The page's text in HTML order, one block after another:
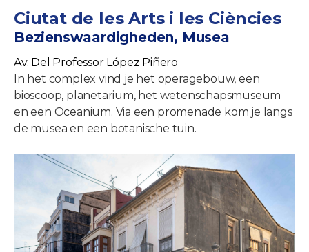
Ciutat de les Arts i les Ciències
Bezienswaardigheden, Musea
Av. Del Professor López Piñero
In het complex vind je het operagebouw, een
bioscoop, planetarium, het wetenschapsmuseum
en een Oceanium. Via een promenade kom je langs
de musea en een botanische tuin.